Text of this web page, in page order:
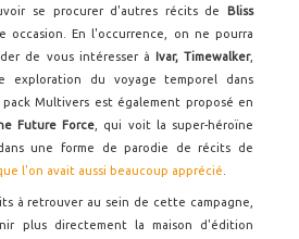
se procurer d'autres récits de
Bliss
occasion. En l'occurrence, on ne pourra
de vous intéresser à
Ivar, Timewalker,
exploration du voyage temporel dans
pack Multivers est également proposé en
Future Force , qui voit la super-héroïne
une forme de parodie de récits de
l'on avait aussi beaucoup apprécié
à retrouver au sein de cette campagne,
plus directement la maison d'édition